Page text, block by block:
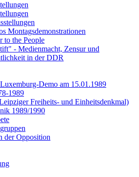
Montagsdemonstrationen
to the People
- Medienmacht, Zensur und
in der DDR
Demo am 15.01.1989
1989
Freiheits- und Einheitsdenkmal)
1989/1990
der Opposition